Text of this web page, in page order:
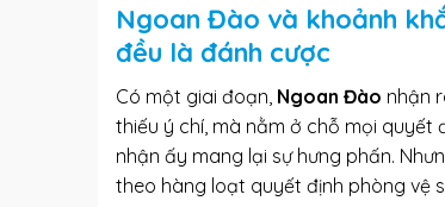
Ngoan Đào và khoảnh
đều là đánh cược
Có một giai đoạn, Ngoan Đào nhận
thiếu ý chí, mà nằm ở chỗ mọi quyết
nhận ấy mang lại sự hưng phấn.
theo hàng loạt quyết định phòng vệ